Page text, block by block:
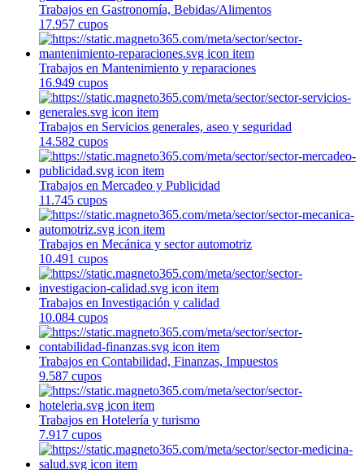
Trabajos en Gastronomía, Bebidas/Alimentos
17.957 cupos
Trabajos en Mantenimiento y reparaciones
16.949 cupos
Trabajos en Servicios generales, aseo y seguridad
14.582 cupos
Trabajos en Mercadeo y Publicidad
11.745 cupos
Trabajos en Mecánica y sector automotriz
10.491 cupos
Trabajos en Investigación y calidad
10.084 cupos
Trabajos en Contabilidad, Finanzas, Impuestos
9.587 cupos
Trabajos en Hotelería y turismo
7.917 cupos